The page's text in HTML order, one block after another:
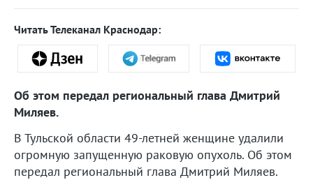
Читать Телеканал Краснодар:
Об этом передал региональный глава Дмитрий
Миляев.
В Тульской области 49-летней женщине удалили
огромную запущенную раковую опухоль. Об этом
передал региональный глава Дмитрий Миляев.